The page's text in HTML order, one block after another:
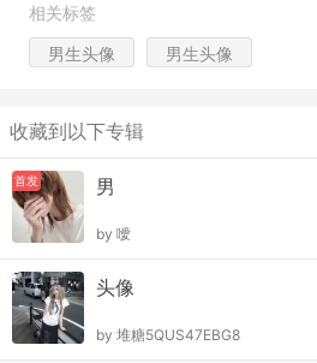
相关标签
男生头像 男生头像
收藏到以下专辑
首发 男
by 噯
头像
by 堆糖5QUS47EBG8